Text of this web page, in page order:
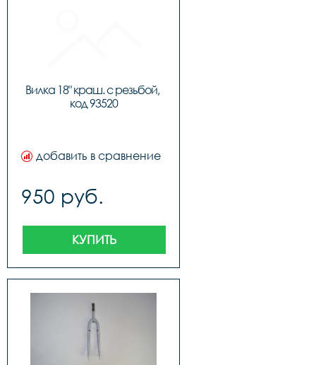
Вилка 18" краш. с резьбой,
код 93520
добавить в сравнение
950 руб.
КУПИТЬ